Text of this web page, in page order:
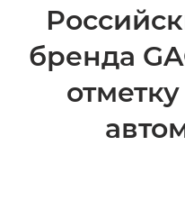
бренда